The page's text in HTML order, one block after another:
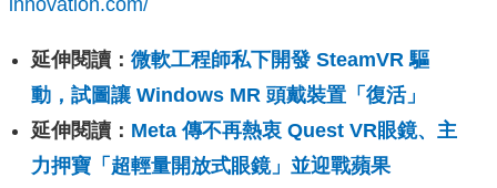
innovation.com/
延伸閱讀： 微軟工程師私下開發 SteamVR 驅
動，試圖讓 Windows MR 頭戴裝置「復活」
延伸閱讀： Meta 傳不再熱衷 Quest VR眼鏡、主
力押寶「超輕量開放式眼鏡」並迎戰蘋果